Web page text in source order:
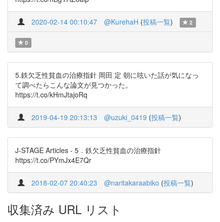
2020-02-14 00:10:47 @KurehaH (投稿一覧) 2
0
5.鉄欠乏性貧血の治療指針 岡田 定 朝に呟いた話が気になっ
て調べたらこんな論文が見つかった。
https://t.co/kHmJtajoRq
2019-04-19 20:13:13 @uzuki_0419 (投稿一覧)
J-STAGE Articles - 5．鉄欠乏性貧血の治療指針
https://t.co/PYmJx4E7Qr
2018-02-07 20:40:23 @naritakaraabiko (投稿一覧)
収集済み URL リスト